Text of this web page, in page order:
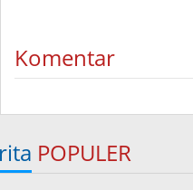
Komentar
POPULER